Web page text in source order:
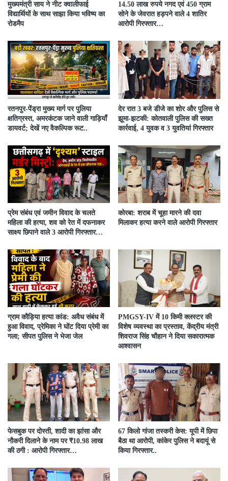
मुख्यमंत्री साय ने नीट क्वालीफाई
विद्यार्थियों के साथ साझा किया भविष्य का
रोडमैप
14.50 लाख रुपये नगद एवं 450 ग्राम
सोने के जेवरात हड़पने वाले 4 शातिर
आरोपी गिरफ्तार…
रतनपुर-पेंड्रा मुख्य मार्ग पर पुलिया
क्षतिग्रस्त, अमरकंटक जाने वाली गाड़ियाँ
डायवर्ट; देखें नए वैकल्पिक रूट..
देर रात 3 बजे डीजे का शोर और पुलिस से
झूमा-झटकी: कोतवाली पुलिस की सख्त
कार्रवाई, 4 युवक व 3 युवतियां गिरफ्तार
प्रेम संबंध एवं जमीन विवाद के चलते
महिला की हत्या, शव को रेत में दफनाकर
साक्ष्य छिपाने वाले 3 आरोपी गिरफ्तार…
कोरबा: शराब में चूहा मारने की दवा
मिलाकर हत्या करने वाले आरोपी गिरफ्तार
ग्राम कौड़िया हत्या कांड: अवैध संबंध में
हुआ विवाद, प्रेमिका ने घोंट दिया प्रेमी का
गला; सीपत पुलिस ने भेजा जेल
PMGSY-IV में 10 किमी क्लस्टर की
विशेष व्यवस्था का प्रस्ताव, केंद्रीय मंत्री
शिवराज सिंह चौहान ने दिया सकारात्मक
आश्वासन
फेसबुक पर दोस्ती, शादी का झांसा और
नौकरी दिलाने के नाम पर ₹10.98 लाख
की ठगी : आरोपी गिरफ्तार…
67 किलो गांजा तस्करी केस: यूपी में छिपा
बैठा था आरोपी, कांकेर पुलिस ने बदायूं से
किया गिरफ्तार..